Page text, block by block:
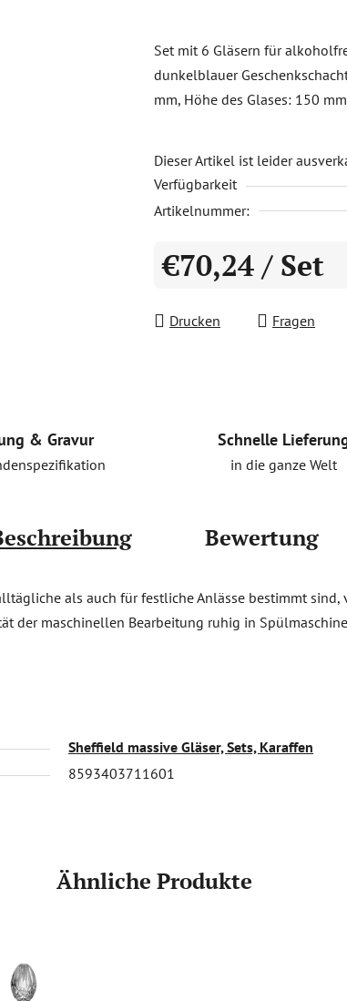
ist
0,0
von
Sternen.
Set mit 6 Gläsern für
dunkelblauer
mm, Höhe des Glases: 150
Dieser Artikel ist leider
Verfügbarkeit
Artikelnummer:
€70,24 / Set
Drucken
Fragen
& Gravur Schnelle
in die ganze Welt
Bewertung
als auch für festliche Anlässe bestimmt
der maschinellen Bearbeitung ruhig in
Sheffield massive Gläser, Sets, Karaffen
8593403711601
Ähnliche Produkte